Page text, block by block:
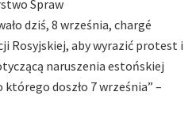
Spraw
dziś, 8 września, chargé
Rosyjskiej, aby wyrazić protest i
naruszenia estońskiej
doszło 7 września” –